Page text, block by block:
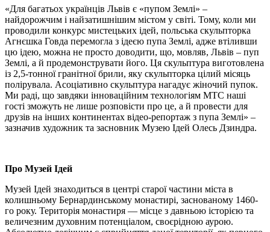
«Для багатьох українців Львів є «пупом Землі» –
найдорожчим і найзатишнішим містом у світі. Тому, коли ми
проводили конкурс мистецьких ідей, польська скульпторка
Агнєшка Говда перемогла з ідеєю пупа Землі, адже втіливши
цю ідею, можна не просто доводити, що, мовляв, Львів – пуп
Землі, а й продемонструвати його. Ця скульптура виготовлена
із 2,5-тонної гранітної брили, яку скульпторка цілий місяць
полірувала. Асоціативно скульптура нагадує жіночий пупок.
Ми раді, що завдяки інноваційним технологіям МТС наші
гості зможуть не лише розповісти про це, а й провести для
друзів на інших континентах відео-репортаж з пупа Землі» –
зазначив художник та засновник Музею Ідей Олесь Дзиндра.
Про Музей Ідей
Музей Ідей знаходиться в центрі старої частини міста в
колишньому Бернардинському монастирі, заснованому 1460-
го року. Територія монастиря — місце з давньою історією та
величезним духовним потенціалом, своєрідною аурою.